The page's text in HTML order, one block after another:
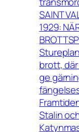
SAINT
1929:
brott,
ge
Stalin